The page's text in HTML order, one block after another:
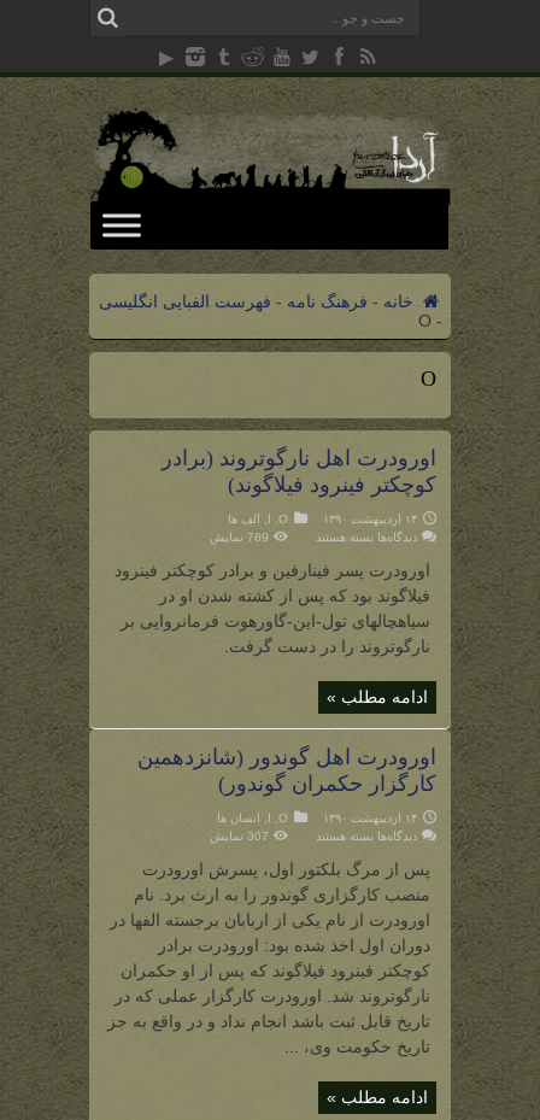
خانه - فرهنگ نامه - فهرست الفبایی انگلیسی
-
O
O
اورودرت اهل نارگوتروند (برادر
کوچکتر فینرود فیلاگوند)
۱۴ اردیبهشت ۱۳۹۰ O ا
الف ها
دیدگاه‌ها برای
نارگوتروند
(برادر
کوچکتر
فینرود
فیلاگوند)
بسته هستند 769 نمایش
اورودرت پسر فینارفین و برادر کوچکتر فینرود
فیلاگوند بود که پس از کشته شدن او در
سیاهچالهای تول-این-گاورهوت فرمانروایی بر
نارگوتروند را در دست گرفت.
ادامه مطلب »
اورودرت اهل گوندور (شانزدهمین
کارگزار حکمران گوندور)
۱۴ اردیبهشت ۱۳۹۰ O ا
انسان ها
دیدگاه‌ها برای
اهل
گوندور
(شانزدهمین
کارگزار
حکمران
گوندور)
بسته هستند 307 نمایش
پس از مرگ بلکتور اول، پسرش اورودرت
منصب کارگزاری گوندور را به ارث برد. نام
اورودرت از نام یکی از اربابان برجسته الفها در
دوران اول اخذ شده بود: اورودرت برادر
کوچکتر فینرود فیلاگوند که پس از او حکمران
نارگوتروند شد. اورودرت کارگزار عملی که در
تاریخ قابل ثبت باشد انجام نداد و در واقع به جز
تاریخ حکومت وی، ...
ادامه مطلب »